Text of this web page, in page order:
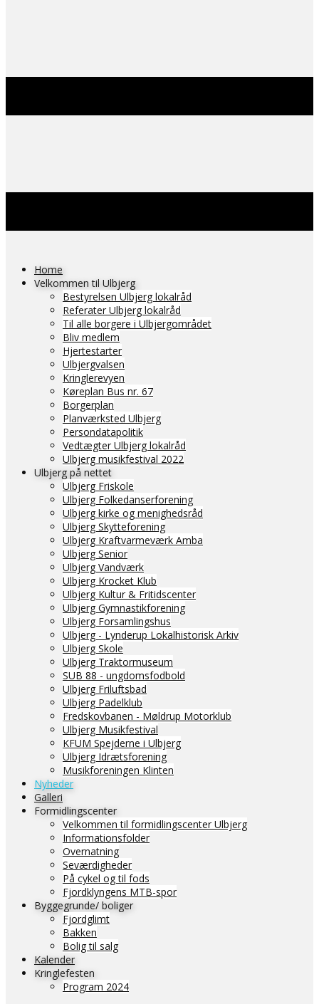
Home
Velkommen til Ulbjerg
Bestyrelsen Ulbjerg lokalråd
Referater Ulbjerg lokalråd
Til alle borgere i Ulbjergområdet
Bliv medlem
Hjertestarter
Ulbjergvalsen
Kringlerevyen
Køreplan Bus nr. 67
Borgerplan
Planværksted Ulbjerg
Persondatapolitik
Vedtægter Ulbjerg lokalråd
Ulbjerg musikfestival 2022
Ulbjerg på nettet
Ulbjerg Friskole
Ulbjerg Folkedanserforening
Ulbjerg kirke og menighedsråd
Ulbjerg Skytteforening
Ulbjerg Kraftvarmeværk Amba
Ulbjerg Senior
Ulbjerg Vandværk
Ulbjerg Krocket Klub
Ulbjerg Kultur & Fritidscenter
Ulbjerg Gymnastikforening
Ulbjerg Forsamlingshus
Ulbjerg - Lynderup Lokalhistorisk Arkiv
Ulbjerg Skole
Ulbjerg Traktormuseum
SUB 88 - ungdomsfodbold
Ulbjerg Friluftsbad
Ulbjerg Padelklub
Fredskovbanen - Møldrup Motorklub
Ulbjerg Musikfestival
KFUM Spejderne i Ulbjerg
Ulbjerg Idrætsforening
Musikforeningen Klinten
Nyheder
Galleri
Formidlingscenter
Velkommen til formidlingscenter Ulbjerg
Informationsfolder
Overnatning
Seværdigheder
På cykel og til fods
Fjordklyngens MTB-spor
Byggegrunde/ boliger
Fjordglimt
Bakken
Bolig til salg
Kalender
Kringlefesten
Program 2024